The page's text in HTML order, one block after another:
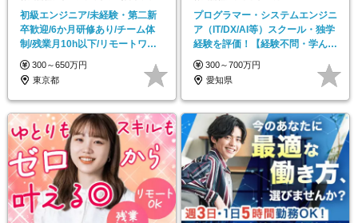
初級エンジニア/未経験・第二新
卒歓迎/6か月研修あり/チーム体
制/残業月10h以下/リモートワー
クあり
300～650万円
東京都
プログラマー・システムエンジニ
ア（IT/DX/AI等）スクール・独学
経験を評価！【経験不問・学んだ
経験優遇】
300～700万円
愛知県